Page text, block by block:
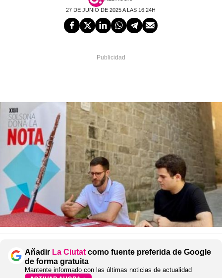
27 DE JUNIO DE 2025 A LAS 16:24H
Añadir La Ciutat como fuente preferida de Google
de forma gratuita
Mantente informado con las últimas noticias de actualidad